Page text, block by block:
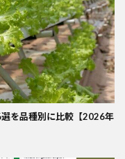
を品種別に比較【2026年